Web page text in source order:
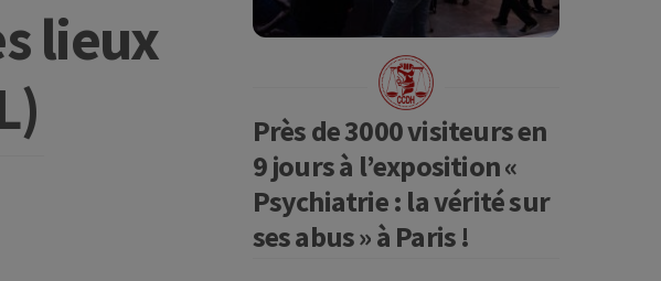
lieux
Près de 3000 visiteurs en
9 jours à l’exposition «
Psychiatrie : la vérité sur
ses abus » à Paris !